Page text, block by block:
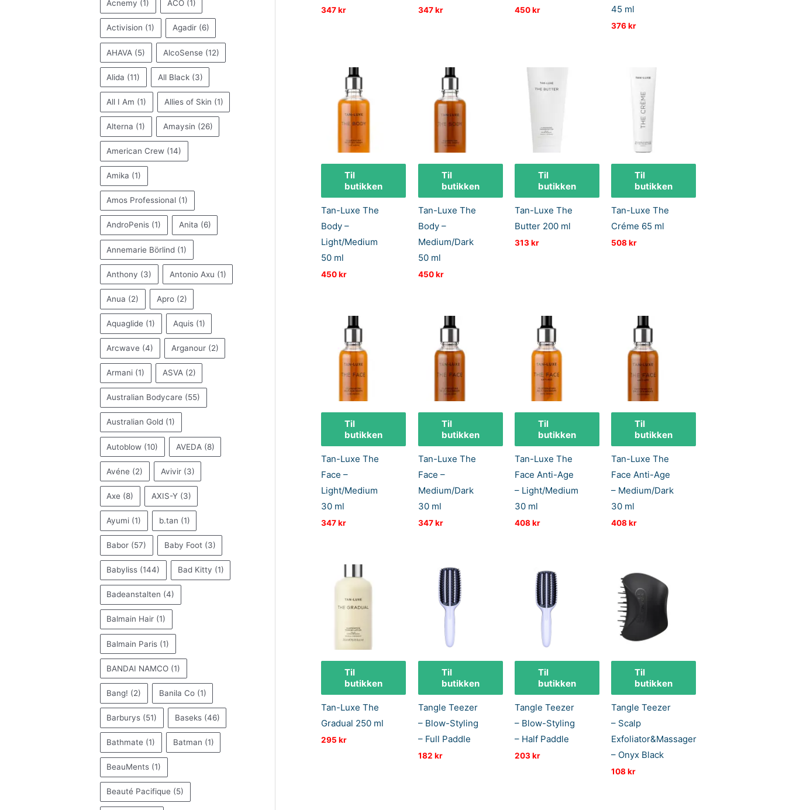
Acnemy (1) ACO (1)
Activision (1) Agadir (6)
AHAVA (5) AlcoSense (12)
Alida (11) All Black (3)
All I Am (1) Allies of Skin (1)
Alterna (1) Amaysin (26)
American Crew (14)
Amika (1)
Amos Professional (1)
AndroPenis (1) Anita (6)
Annemarie Börlind (1)
Anthony (3) Antonio Axu (1)
Anua (2) Apro (2)
Aquaglide (1) Aquis (1)
Arcwave (4) Arganour (2)
Armani (1) ASVA (2)
Australian Bodycare (55)
Australian Gold (1)
Autoblow (10) AVEDA (8)
Avéne (2) Avivir (3)
Axe (8) AXIS-Y (3)
Ayumi (1) b.tan (1)
Babor (57) Baby Foot (3)
Babyliss (144) Bad Kitty (1)
Badeanstalten (4)
Balmain Hair (1)
Balmain Paris (1)
BANDAI NAMCO (1)
Bang! (2) Banila Co (1)
Barburys (51) Baseks (46)
Bathmate (1) Batman (1)
BeauMents (1)
Beauté Pacifique (5)
347kr 347kr 450kr
45 ml
376kr
Til
butikken
Tan-Luxe The
Body –
Light/Medium
50 ml
450kr
Til
butikken
Tan-Luxe The
Body –
Medium/Dark
50 ml
450kr
Til
butikken
Tan-Luxe The
Butter 200 ml
313kr
Til
butikken
Tan-Luxe The
Créme 65 ml
508kr
Til
butikken
Tan-Luxe The
Face –
Light/Medium
30 ml
347kr
Til
butikken
Tan-Luxe The
Face –
Medium/Dark
30 ml
347kr
Til
butikken
Tan-Luxe The
Face Anti-Age
– Light/Medium
30 ml
408kr
Til
butikken
Tan-Luxe The
Face Anti-Age
– Medium/Dark
30 ml
408kr
Til
butikken
Tan-Luxe The
Gradual 250 ml
295kr
Til
butikken
Tangle Teezer
– Blow-Styling
– Full Paddle
182 kr
Til
butikken
Tangle Teezer
– Blow-Styling
– Half Paddle
203kr
Til
butikken
Tangle Teezer
– Scalp
Exfoliator&Massager
– Onyx Black
108kr